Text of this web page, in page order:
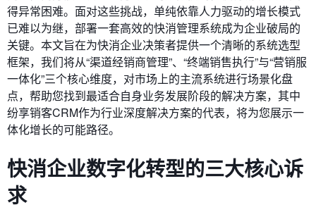
得异常困难。面对这些挑战，单纯依靠人力驱动的增长模式
已难以为继，部署一套高效的快消管理系统成为企业破局的
关键。本文旨在为快消企业决策者提供一个清晰的系统选型
框架，我们将从“渠道经销商管理”、“终端销售执行”与“营销服
一体化”三个核心维度，对市场上的主流系统进行场景化盘
点，帮助您找到最适合自身业务发展阶段的解决方案，其中
纷享销客CRM作为行业深度解决方案的代表，将为您展示一
体化增长的可能路径。
快消企业数字化转型的三大核心诉
求